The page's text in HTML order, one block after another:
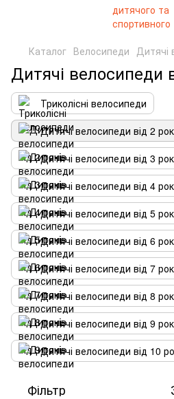
Каталог Велосипеди Дитячі
Дитячі велосипеди
Триколісні велосипеди
Дитячі велосипеди від 2
Дитячі велосипеди від 3
Дитячі велосипеди від 4
Дитячі велосипеди від 5
Дитячі велосипеди від 6
Дитячі велосипеди від 7
Дитячі велосипеди від 8
Дитячі велосипеди від 9
Дитячі велосипеди від 10
Фільтр